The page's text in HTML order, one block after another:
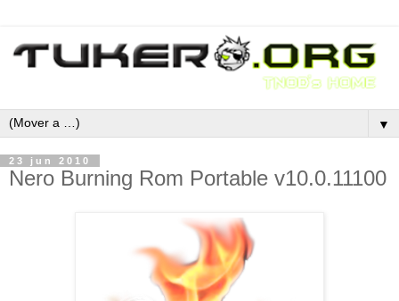
▼
23 jun 2010
Nero Burning Rom Portable v10.0.11100